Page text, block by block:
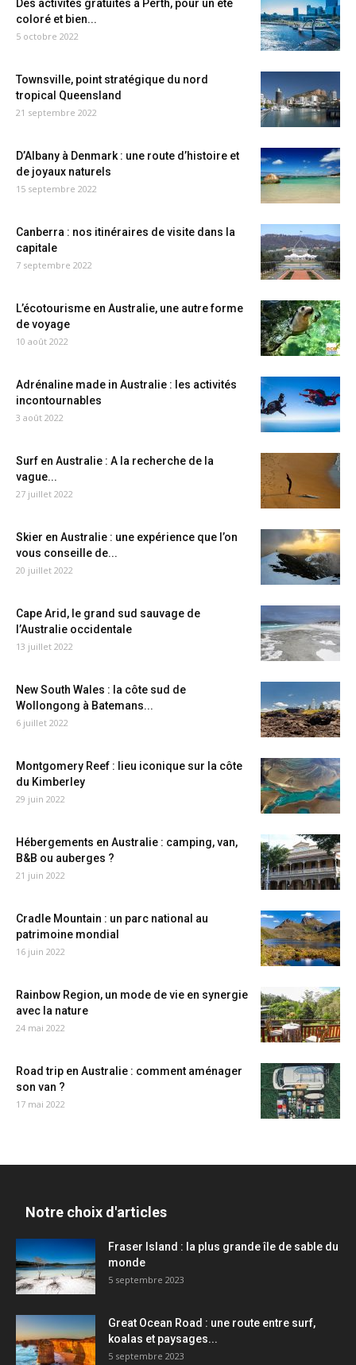
Des activités gratuites à Perth, pour un été
coloré et bien...
5 octobre 2022
Townsville, point stratégique du nord
tropical Queensland
21 septembre 2022
D’Albany à Denmark : une route d’histoire et
de joyaux naturels
15 septembre 2022
Canberra : nos itinéraires de visite dans la
capitale
7 septembre 2022
L’écotourisme en Australie, une autre forme
de voyage
10 août 2022
Adrénaline made in Australie : les activités
incontournables
3 août 2022
Surf en Australie : A la recherche de la
vague...
27 juillet 2022
Skier en Australie : une expérience que l’on
vous conseille de...
20 juillet 2022
Cape Arid, le grand sud sauvage de
l’Australie occidentale
13 juillet 2022
New South Wales : la côte sud de
Wollongong à Batemans...
6 juillet 2022
Montgomery Reef : lieu iconique sur la côte
du Kimberley
29 juin 2022
Hébergements en Australie : camping, van,
B&B ou auberges ?
21 juin 2022
Cradle Mountain : un parc national au
patrimoine mondial
16 juin 2022
Rainbow Region, un mode de vie en synergie
avec la nature
24 mai 2022
Road trip en Australie : comment aménager
son van ?
17 mai 2022
Notre choix d'articles
Fraser Island : la plus grande île de sable du
monde
5 septembre 2023
Great Ocean Road : une route entre surf,
koalas et paysages...
5 septembre 2023